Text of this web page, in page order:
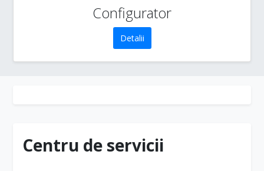
Configurator
Detalii
Centru de servicii